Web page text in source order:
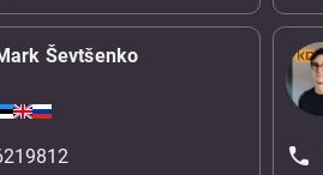
Ševtšenko